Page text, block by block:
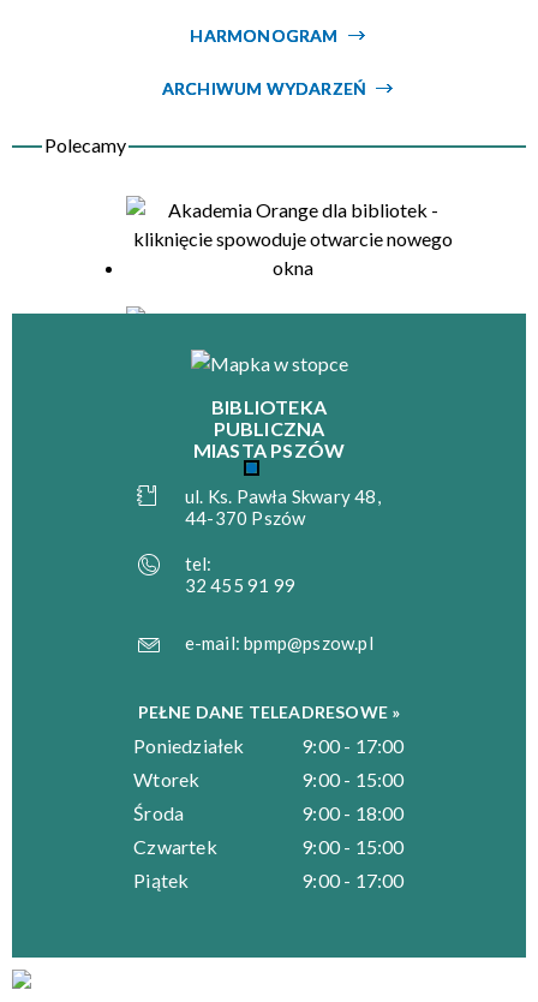
HARMONOGRAM
ARCHIWUM WYDARZEŃ
BIBLIOTEKA
PUBLICZNA
MIASTA PSZÓW
ul. Ks. Pawła Skwary 48,
44-370 Pszów
tel:
32 455 91 99
e-mail:bpmp@pszow.pl
PEŁNE DANE TELEADRESOWE »
Poniedziałek
9:00 - 17:00
Wtorek
9:00 - 15:00
Środa
9:00 - 18:00
Czwartek
9:00 - 15:00
Piątek
9:00 - 17:00